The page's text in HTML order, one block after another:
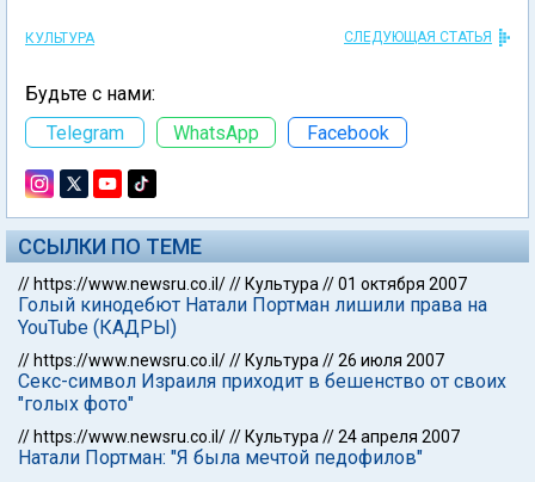
КУЛЬТУРА СЛЕДУЮЩАЯ СТАТЬЯ
Будьте с нами:
Telegram
WhatsApp Facebook
ССЫЛКИ ПО ТЕМЕ
// https://www.newsru.co.il/// Культура //01 октября 2007
Голый кинодебют Натали Портман лишили права на
YouTube (КАДРЫ)
// https://www.newsru.co.il/// Культура //26 июля 2007
Секс-символ Израиля приходит в бешенство от своих
"голых фото"
// https://www.newsru.co.il/// Культура //24 апреля 2007
Натали Портман: "Я была мечтой педофилов"